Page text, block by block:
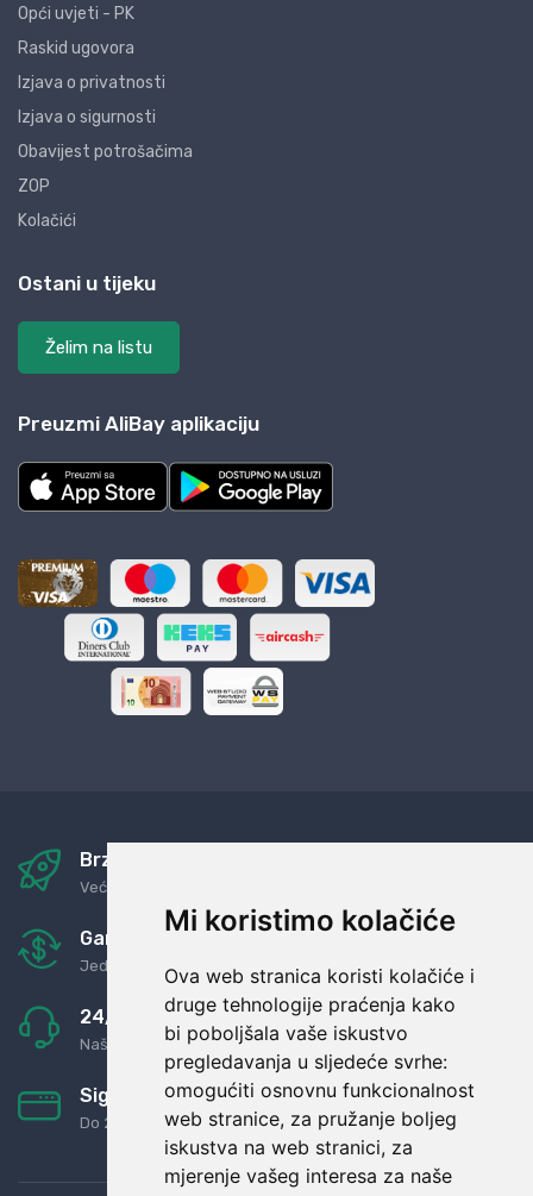
Mi koristimo kolačiće
Ova web stranica koristi kolačiće i
druge tehnologije praćenja kako
bi poboljšala vaše iskustvo
pregledavanja u sljedeće svrhe:
omogućiti osnovnu funkcionalnost
web stranice, za pružanje boljeg
iskustva na web stranici, za
mjerenje vašeg interesa za naše
Opći uvjeti - PK
Raskid ugovora
Izjava o privatnosti
Izjava o sigurnosti
Obavijest potrošačima
ZOP
Kolačići
Ostani u tijeku
Želim na listu
Preuzmi AliBay aplikaciju
Brza i sigurna dostava
Već za nekoliko dana kod vas
Garancija u povrat novaca
Jednostavno pravilo: Roba za novac
24/7 odlična podrška
Naši agenti uvijek na raspolaganju
Sigurno obročno plaćanje
Do 24 rata bez kamata